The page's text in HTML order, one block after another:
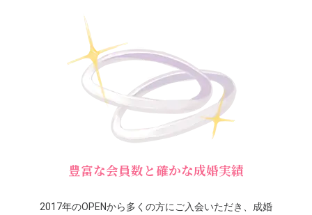
豊富な会員数と確かな成婚実績
2017年のOPENから多くの方にご入会いただき、成婚